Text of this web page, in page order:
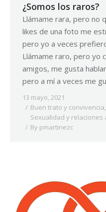
¿Somos los raros?
Llámame rara, pero no
likes de una foto me
pero yo a veces
Llámame raro, pero yo
amigos, me gusta
pero a mí a veces me
13 mayo, 2021
Buen trato y convivencia,
Sexualidad y relaciones
By pmartinezc